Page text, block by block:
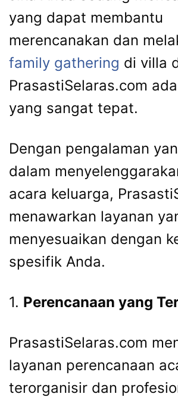
yang dapat membantu
merencanakan dan
family gathering di villa
PrasastiSelaras.com
yang sangat tepat.
Dengan pengalaman
dalam
acara keluarga,
menawarkan layanan
menyesuaikan dengan
spesifik Anda.
1. Perencanaan yang
PrasastiSelaras.com
layanan perencanaan
terorganisir dan